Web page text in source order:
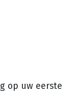
op uw eerste